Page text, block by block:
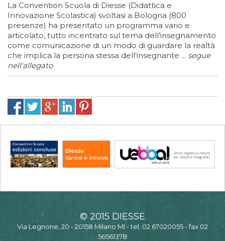
La Convention Scuola di Diesse (Didattica e
Innovazione Scolastica) svoltasi a Bologna (800
presenze) ha presentato un programma vario e
articolato, tutto incentrato sul tema dell’insegnamento
come comunicazione di un modo di guardare la realtà
che implica la persona stessa dell’insegnante ... segue
nell'allegato
© 2015 DIESSE
Via Legnone, 20 - 20158 Milano MI - tel. 02 67020055 - fax 02
56561378